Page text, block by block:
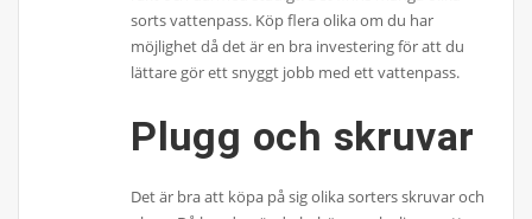
sorts vattenpass. Köp flera olika om du har
möjlighet då det är en bra investering för att du
lättare gör ett snyggt jobb med ett vattenpass.
Plugg och skruvar
Det är bra att köpa på sig olika sorters skruvar och